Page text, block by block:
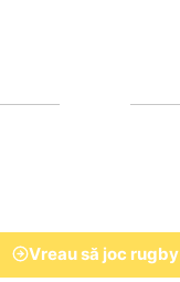
Vreau să joc rugby